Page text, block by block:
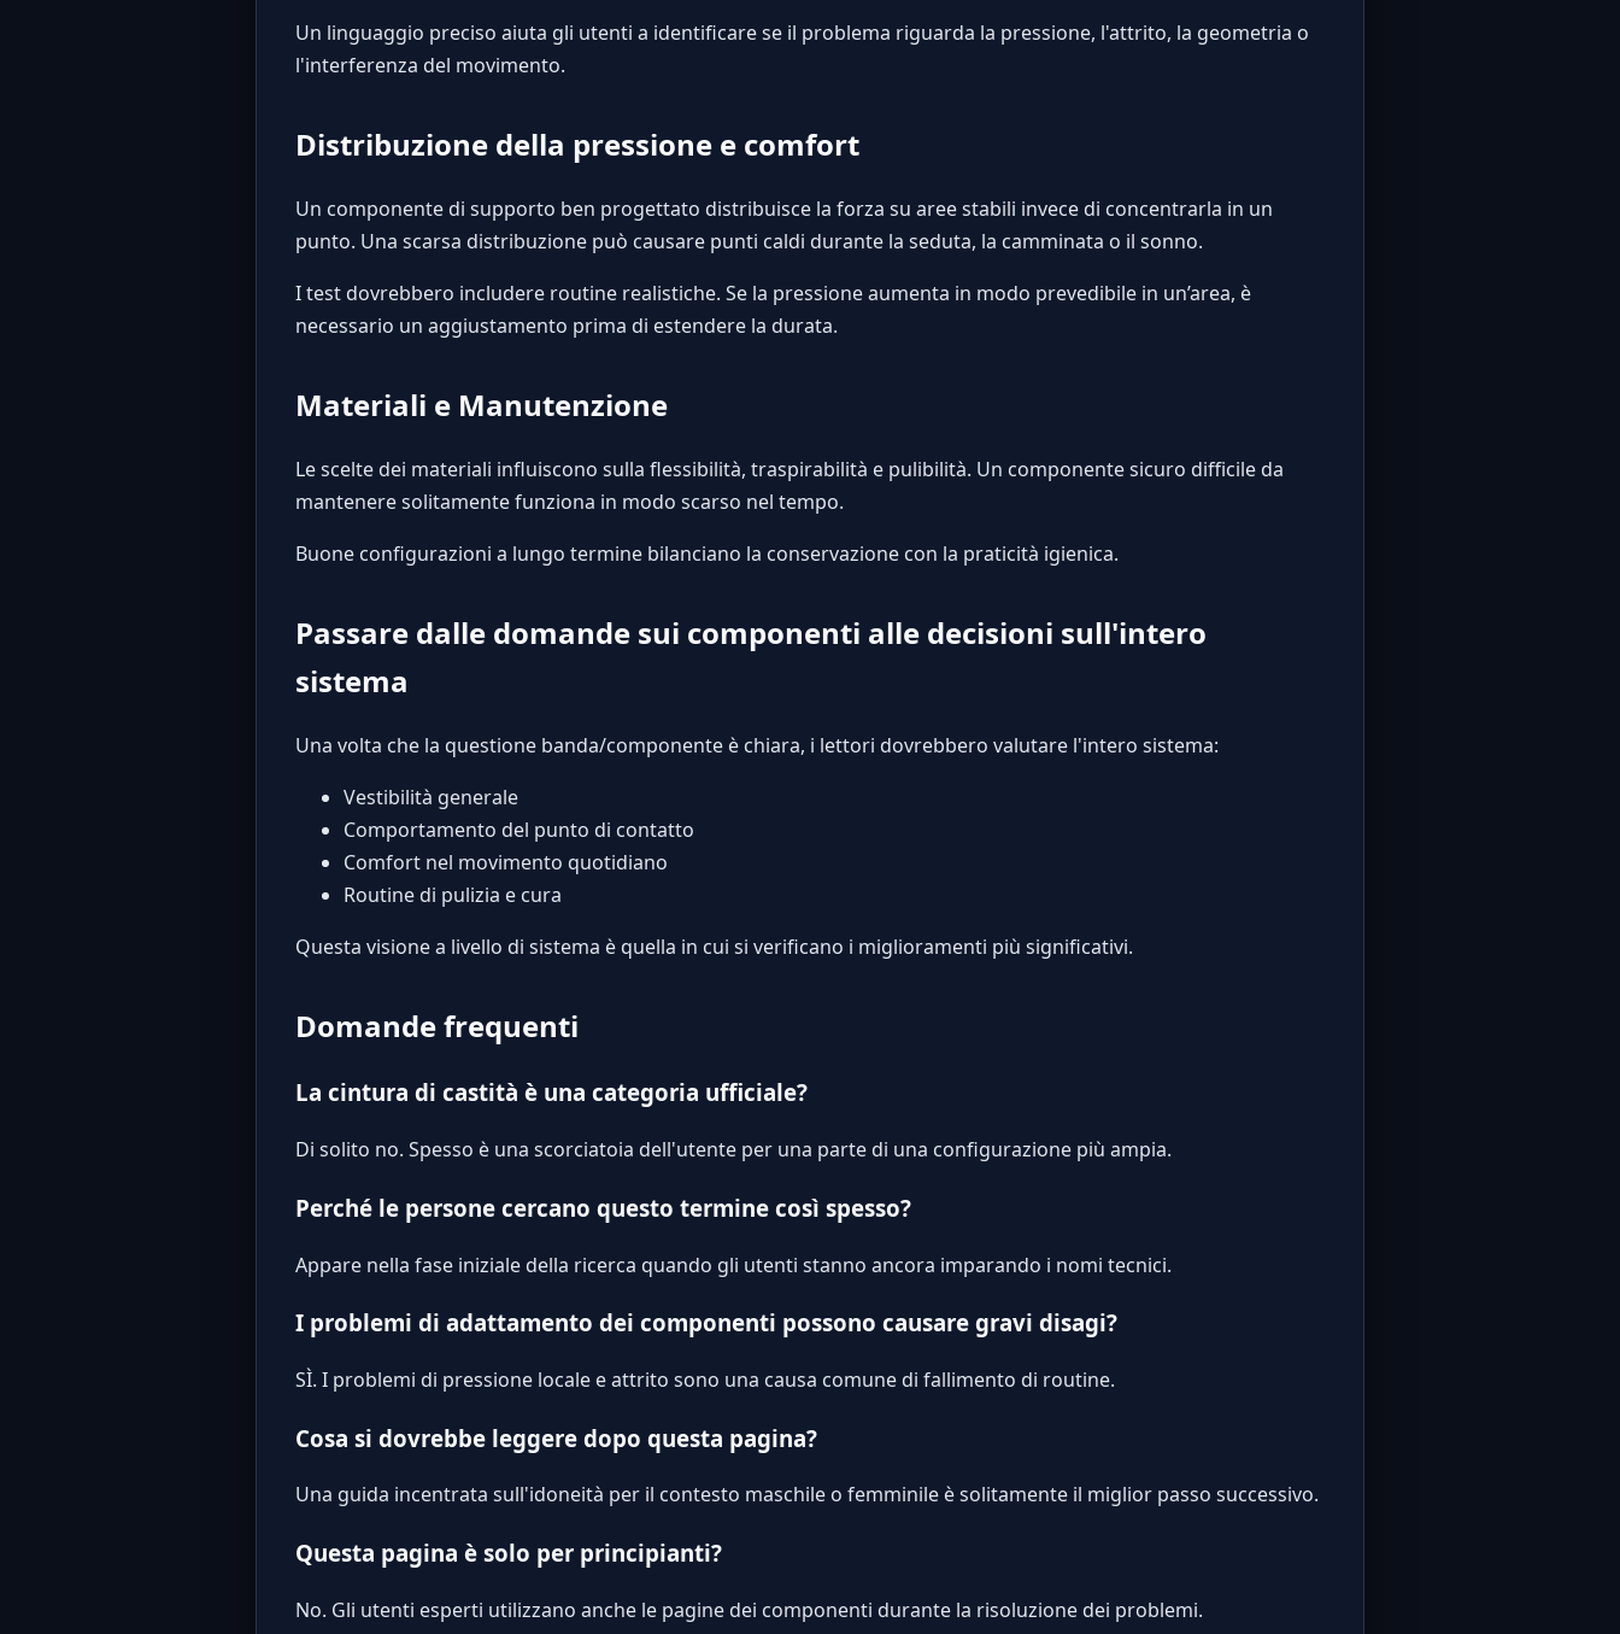
Un linguaggio preciso aiuta gli utenti a identificare se il problema riguarda la pressione, l'attrito, la geometria o
l'interferenza del movimento.
Distribuzione della pressione e comfort
Un componente di supporto ben progettato distribuisce la forza su aree stabili invece di concentrarla in un
punto. Una scarsa distribuzione può causare punti caldi durante la seduta, la camminata o il sonno.
I test dovrebbero includere routine realistiche. Se la pressione aumenta in modo prevedibile in un’area, è
necessario un aggiustamento prima di estendere la durata.
Materiali e Manutenzione
Le scelte dei materiali influiscono sulla flessibilità, traspirabilità e pulibilità. Un componente sicuro difficile da
mantenere solitamente funziona in modo scarso nel tempo.
Buone configurazioni a lungo termine bilanciano la conservazione con la praticità igienica.
Passare dalle domande sui componenti alle decisioni sull'intero
sistema
Una volta che la questione banda/componente è chiara, i lettori dovrebbero valutare l'intero sistema:
Vestibilità generale
Comportamento del punto di contatto
Comfort nel movimento quotidiano
Routine di pulizia e cura
Questa visione a livello di sistema è quella in cui si verificano i miglioramenti più significativi.
Domande frequenti
La cintura di castità è una categoria ufficiale?
Di solito no. Spesso è una scorciatoia dell'utente per una parte di una configurazione più ampia.
Perché le persone cercano questo termine così spesso?
Appare nella fase iniziale della ricerca quando gli utenti stanno ancora imparando i nomi tecnici.
I problemi di adattamento dei componenti possono causare gravi disagi?
SÌ. I problemi di pressione locale e attrito sono una causa comune di fallimento di routine.
Cosa si dovrebbe leggere dopo questa pagina?
Una guida incentrata sull'idoneità per il contesto maschile o femminile è solitamente il miglior passo successivo.
Questa pagina è solo per principianti?
No. Gli utenti esperti utilizzano anche le pagine dei componenti durante la risoluzione dei problemi.